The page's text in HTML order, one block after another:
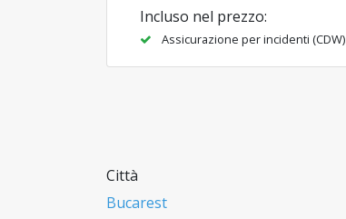
Incluso nel prezzo:
Assicurazione per incidenti (CDW)
Città
Bucarest